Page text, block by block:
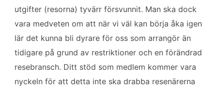
utgifter (resorna) tyvärr försvunnit. Man ska dock
vara medveten om att när vi väl kan börja åka igen
lär det kunna bli dyrare för oss som arrangör än
tidigare på grund av restriktioner och en förändrad
resebransch. Ditt stöd som medlem kommer vara
nyckeln för att detta inte ska drabba resenärerna